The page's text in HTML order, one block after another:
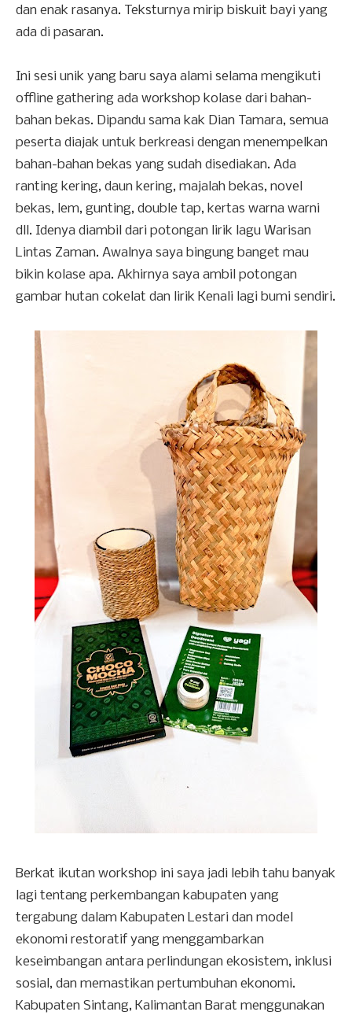
dan enak rasanya. Teksturnya mirip biskuit bayi yang
ada di pasaran.
Ini sesi unik yang baru saya alami selama mengikuti
offline gathering ada workshop kolase dari bahan-
bahan bekas. Dipandu sama kak Dian Tamara, semua
peserta diajak untuk berkreasi dengan menempelkan
bahan-bahan bekas yang sudah disediakan. Ada
ranting kering, daun kering, majalah bekas, novel
bekas, lem, gunting, double tap, kertas warna warni
dll. Idenya diambil dari potongan lirik lagu Warisan
Lintas Zaman. Awalnya saya bingung banget mau
bikin kolase apa. Akhirnya saya ambil potongan
gambar hutan cokelat dan lirik Kenali lagi bumi sendiri.
Berkat ikutan workshop ini saya jadi lebih tahu banyak
lagi tentang perkembangan kabupaten yang
tergabung dalam Kabupaten Lestari dan model
ekonomi restoratif yang menggambarkan
keseimbangan antara perlindungan ekosistem, inklusi
sosial, dan memastikan pertumbuhan ekonomi.
Kabupaten Sintang, Kalimantan Barat menggunakan